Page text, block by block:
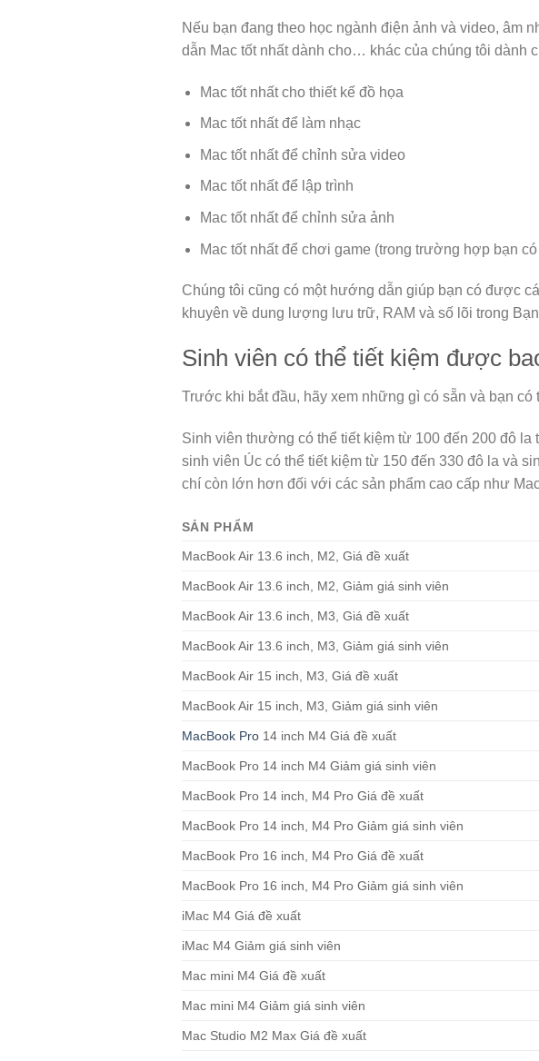
Nếu bạn đang theo học ngành điện ảnh và video, âm
dẫn Mac tốt nhất dành cho… khác của chúng tôi dành
Mac tốt nhất cho thiết kế đồ họa
Mac tốt nhất để làm nhạc
Mac tốt nhất để chỉnh sửa video
Mac tốt nhất để lập trình
Mac tốt nhất để chỉnh sửa ảnh
Mac tốt nhất để chơi game (trong trường hợp bạn
Chúng tôi cũng có một hướng dẫn giúp bạn có được
khuyên về dung lượng lưu trữ, RAM và số lõi trong
Sinh viên có thể tiết kiệm được
Trước khi bắt đầu, hãy xem những gì có sẵn và bạn
Sinh viên thường có thể tiết kiệm từ 100 đến 200 đô
sinh viên Úc có thể tiết kiệm từ 150 đến 330 đô la và
chí còn lớn hơn đối với các sản phẩm cao cấp như
SẢN PHẨM
MacBook Air 13.6 inch, M2, Giá đề xuất
MacBook Air 13.6 inch, M2, Giảm giá sinh viên
MacBook Air 13.6 inch, M3, Giá đề xuất
MacBook Air 13.6 inch, M3, Giảm giá sinh viên
MacBook Air 15 inch, M3, Giá đề xuất
MacBook Air 15 inch, M3, Giảm giá sinh viên
MacBook Pro14 inch M4 Giá đề xuất
MacBook Pro 14 inch M4 Giảm giá sinh viên
MacBook Pro 14 inch, M4 Pro Giá đề xuất
MacBook Pro 14 inch, M4 Pro Giảm giá sinh viên
MacBook Pro 16 inch, M4 Pro Giá đề xuất
MacBook Pro 16 inch, M4 Pro Giảm giá sinh viên
iMac M4 Giá đề xuất
iMac M4 Giảm giá sinh viên
Mac mini M4 Giá đề xuất
Mac mini M4 Giảm giá sinh viên
Mac Studio M2 Max Giá đề xuất